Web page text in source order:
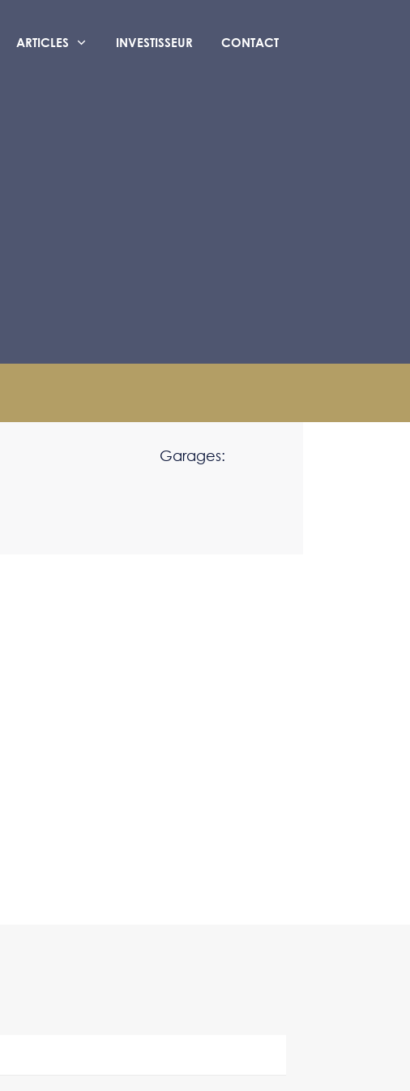
ARTICLES INVESTISSEUR CONTACT
Garages: